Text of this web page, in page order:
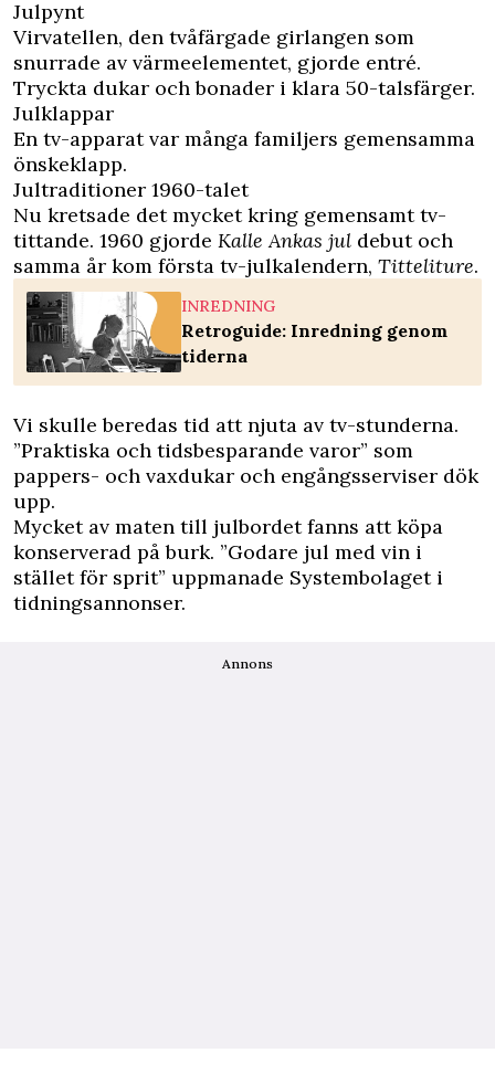
Julpynt
Virvatellen, den tvåfärgade girlangen som
snurrade av värmeelementet, gjorde entré.
Tryckta dukar och bonader i klara 50-talsfärger.
Julklappar
En tv-apparat var många familjers gemensamma
önskeklapp.
Jultraditioner 1960-talet
Nu kretsade det mycket kring gemensamt tv-
tittande. 1960 gjorde Kalle Ankas jul debut och
samma år kom första tv-julkalendern, Titteliture.
INREDNING
Retroguide: Inredning genom
tiderna
Vi skulle beredas tid att njuta av tv-stunderna.
”Praktiska och tidsbesparande varor” som
pappers- och vaxdukar och engångsserviser dök
upp.
Mycket av maten till julbordet fanns att köpa
konserverad på burk. ”Godare jul med vin i
stället för sprit” uppmanade Systembolaget i
tidningsannonser.
Annons